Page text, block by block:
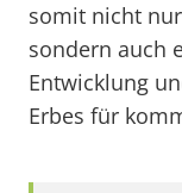
somit nicht
sondern auch
Entwicklung
Erbes für